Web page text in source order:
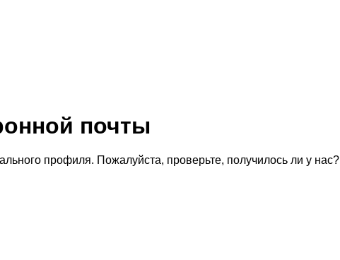
почты
профиля. Пожалуйста, проверьте, получилось ли у нас?